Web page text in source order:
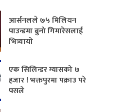
आर्सनलले ७५ मिलियन
पाउन्डमा ब्रुनो गिमारेसलाई
भित्र्यायो
एक सिलिन्डर ग्यासको ७
हजार ! भक्तपुरमा पक्राउ परे
पसले